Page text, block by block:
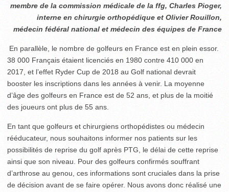
membre de la commission médicale de la ffg, Charles Pioger,
interne en chirurgie orthopédique et Olivier Rouillon,
médecin fédéral national et médecin des équipes de France
En parallèle, le nombre de golfeurs en France est en plein essor.
38 000 Français étaient licenciés en 1980 contre 410 000 en
2017, et l’effet Ryder Cup de 2018 au Golf national devrait
booster les inscriptions dans les années à venir. La moyenne
d’âge des golfeurs en France est de 52 ans, et plus de la moitié
des joueurs ont plus de 55 ans.
En tant que golfeurs et chirurgiens orthopédistes ou médecin
rééducateur, nous souhaitons informer nos patients sur les
possibilités de reprise du golf après PTG, le délai de cette reprise
ainsi que son niveau. Pour des golfeurs confirmés souffrant
d’arthrose au genou, ces informations sont cruciales dans la prise
de décision avant de se faire opérer. Nous avons donc réalisé une